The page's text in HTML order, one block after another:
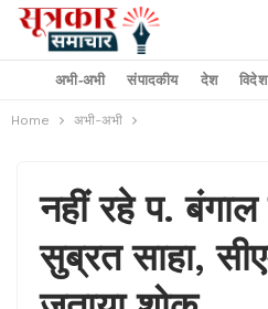
अभी-अभी संपादकीय देश विदेश
Home अभी-अभी
नहीं रहे प.
सुब्रत साहा,